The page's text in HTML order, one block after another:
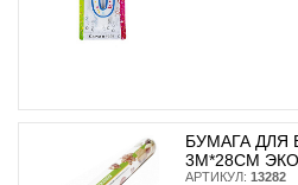
БУМАГА ДЛЯ
3М*28СМ ЭКО
АРТИКУЛ: 13282